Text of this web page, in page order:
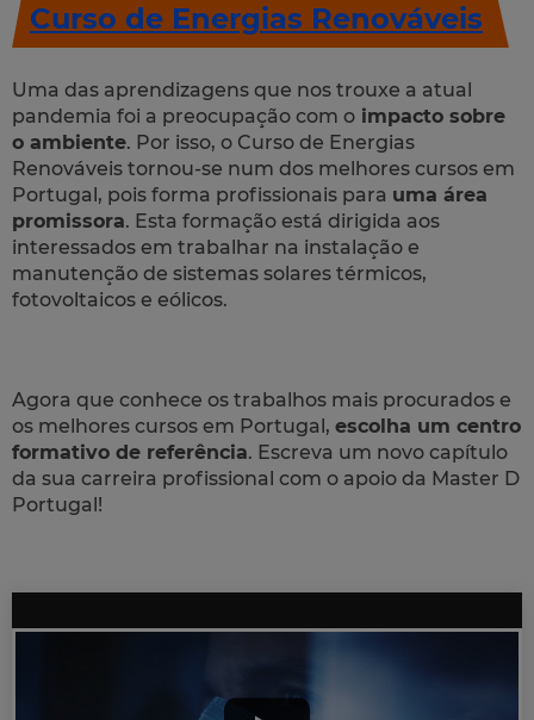
Curso de Energias Renováveis
Uma das aprendizagens que nos trouxe a atual
pandemia foi a preocupação com o impacto sobre
o ambiente. Por isso, o Curso de Energias
Renováveis tornou-se num dos melhores cursos em
Portugal, pois forma profissionais para uma área
promissora. Esta formação está dirigida aos
interessados em trabalhar na instalação e
manutenção de sistemas solares térmicos,
fotovoltaicos e eólicos.
Agora que conhece os trabalhos mais procurados e
os melhores cursos em Portugal, escolha um centro
formativo de referência. Escreva um novo capítulo
da sua carreira profissional com o apoio da Master D
Portugal!